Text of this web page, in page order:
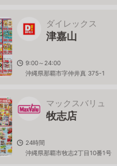
ダイレックス
津嘉山
9:00～24:00
沖縄県那覇市字仲井真 375-1
マックスバリュ
牧志店
24時間
沖縄県那覇市牧志2丁目10番1号